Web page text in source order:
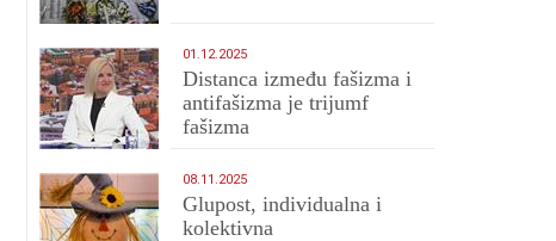
01.12.2025
Distanca između fašizma i
antifašizma je trijumf
fašizma
08.11.2025
Glupost, individualna i
kolektivna